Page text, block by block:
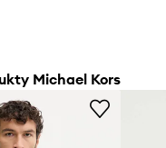
Michael Kors